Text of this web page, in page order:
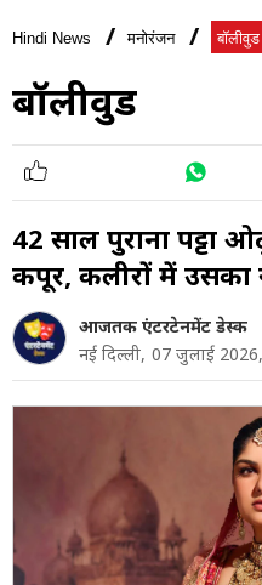
Hindi News मनोरंजन बॉलीवुड
बॉलीवुड
42 साल पुराना दुपट्टा
कपूर, कलीरों में उसका
आजतक एंटरटेनमेंट डेस्क
नई दिल्ली, 07 जुलाई 2026,